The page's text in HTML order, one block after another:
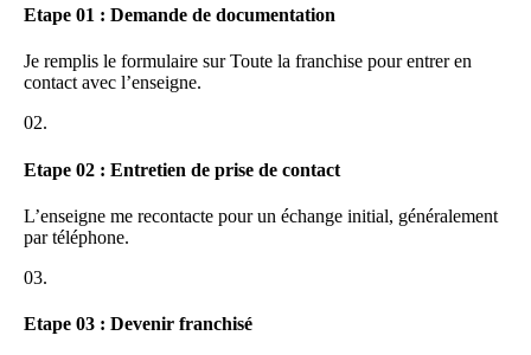
Etape 01 : Demande de documentation
Je remplis le formulaire sur Toute la franchise pour entrer en
contact avec l’enseigne.
02.
Etape 02 : Entretien de prise de contact
L’enseigne me recontacte pour un échange initial, généralement
par téléphone.
03.
Etape 03 : Devenir franchisé